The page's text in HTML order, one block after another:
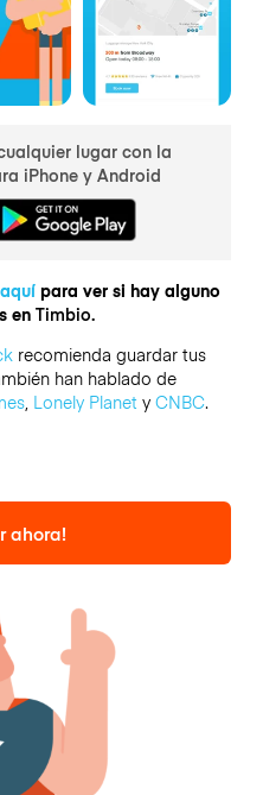
lugar con la
iPhone y Android
para ver si hay alguno
en Timbio.
recomienda guardar tus
han hablado de
, Lonely Planety CNBC.
ahora!